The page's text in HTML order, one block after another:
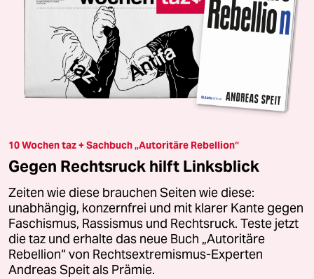
10 Wochen taz + Sachbuch „Autoritäre Rebellion“
Gegen Rechtsruck hilft Linksblick
Zeiten wie diese brauchen Seiten wie diese:
unabhängig, konzernfrei und mit klarer Kante gegen
Faschismus, Rassismus und Rechtsruck. Teste jetzt
die taz und erhalte das neue Buch „Autoritäre
Rebellion“ von Rechtsextremismus-Experten
Andreas Speit als Prämie.